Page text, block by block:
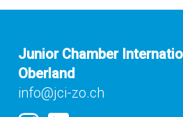
Junior Chamber
Oberland
info@jci-zo.ch